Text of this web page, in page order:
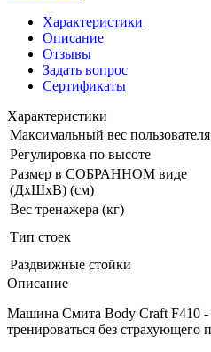
Характеристики
Описание
Отзывы
Задать вопрос
Сертификаты
Характеристики
Максимальный вес
Регулировка по высоте
Размер в СОБРАННОМ виде
(ДхШхВ) (см)
Вес тренажера (кг)
Тип стоек
Раздвижные стойки
Описание
Машина Смита Body Craft F410 -
тренироваться без страхующего